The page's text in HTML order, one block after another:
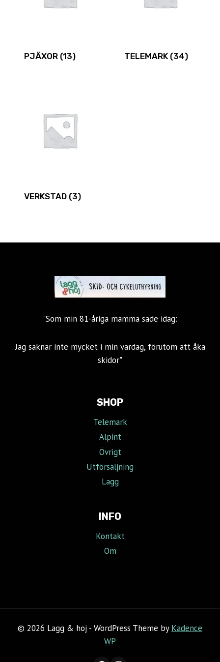
PJÄXOR (13) TELEMARK (34)
VERKSTAD (3)
"Som min 81-åriga mamma sade idag:
Jag saknar inte mycket i min vardag, förutom att åka
skidor"
SHOP
Telemark
Alpint
Övrigt
Utförsäljning
Lagg
INFO
Kontakt
Om
© 2026 Lagg & hoj - WordPress Theme by Kadence
WP